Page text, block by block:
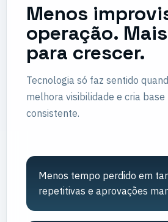
Menos
operação.
para crescer.
Tecnologia só faz sentido
melhora visibilidade e cria
consistente.
Menos tempo perdido em
repetitivas e aprovações